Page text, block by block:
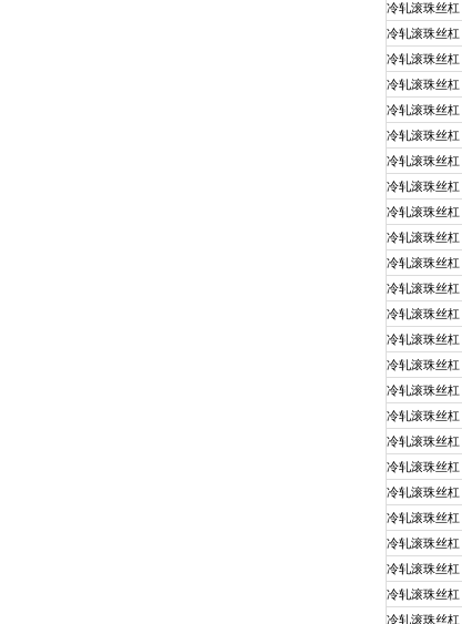
冷轧滚珠丝杠
冷轧滚珠丝杠
冷轧滚珠丝杠
冷轧滚珠丝杠
冷轧滚珠丝杠
冷轧滚珠丝杠
冷轧滚珠丝杠
冷轧滚珠丝杠
冷轧滚珠丝杠
冷轧滚珠丝杠
冷轧滚珠丝杠
冷轧滚珠丝杠
冷轧滚珠丝杠
冷轧滚珠丝杠
冷轧滚珠丝杠
冷轧滚珠丝杠
冷轧滚珠丝杠
冷轧滚珠丝杠
冷轧滚珠丝杠
冷轧滚珠丝杠
冷轧滚珠丝杠
冷轧滚珠丝杠
冷轧滚珠丝杠
冷轧滚珠丝杠
冷轧滚珠丝杠